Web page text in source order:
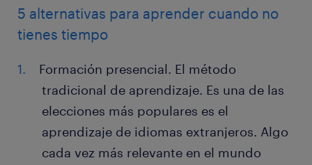
5 alternativas para aprender cuando no
tienes tiempo
Formación presencial. El método
tradicional de aprendizaje. Es una de las
elecciones más populares es el
aprendizaje de idiomas extranjeros. Algo
cada vez más relevante en el mundo